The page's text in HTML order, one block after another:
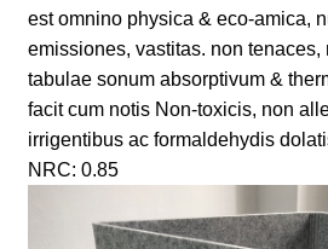
est omnino physica & eco-amica,
emissiones, vastitas. non
tabulae sonum absorptivum &
facit cum notis Non-toxicis, non
irrigentibus ac formaldehydis
NRC: 0.85